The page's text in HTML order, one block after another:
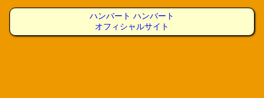
ハンバート ハンバート
オフィシャルサイト